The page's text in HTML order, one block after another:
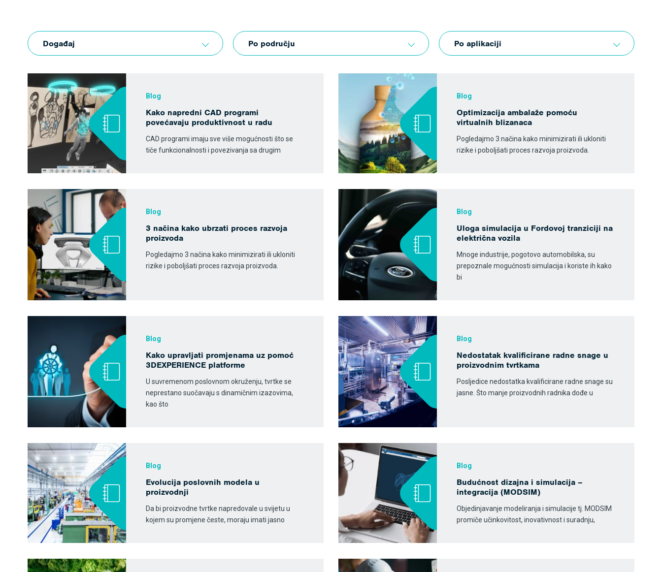
Događaj Po području Po aplikaciji
Blog
Kako napredni CAD programi
povećavaju produktivnost u radu
CAD programi imaju sve više mogućnosti što se
tiče funkcionalnosti i povezivanja sa drugim
Blog
Optimizacija ambalaže pomoću
virtualnih blizanaca
Pogledajmo 3 načina kako minimizirati ili ukloniti
rizike i poboljšati proces razvoja proizvoda.
Blog
3 načina kako ubrzati proces razvoja
proizvoda
Pogledajmo 3 načina kako minimizirati ili ukloniti
rizike i poboljšati proces razvoja proizvoda.
Blog
Uloga simulacija u Fordovoj tranziciji na
električna vozila
Mnoge industrije, pogotovo automobilska, su
prepoznale mogućnosti simulacija i koriste ih kako
bi
Blog
Kako upravljati promjenama uz pomoć
3DEXPERIENCE platforme
U suvremenom poslovnom okruženju, tvrtke se
neprestano suočavaju s dinamičnim izazovima,
kao što
Blog
Nedostatak kvalificirane radne snage u
proizvodnim tvrtkama
Posljedice nedostatka kvalificirane radne snage su
jasne. Što manje proizvodnih radnika dođe u
Blog
Evolucija poslovnih modela u
proizvodnji
Da bi proizvodne tvrtke napredovale u svijetu u
kojem su promjene česte, moraju imati jasno
Blog
Budućnost dizajna i simulacija –
integracija (MODSIM)
Objedinjavanje modeliranja i simulacije tj. MODSIM
promiče učinkovitost, inovativnost i suradnju,